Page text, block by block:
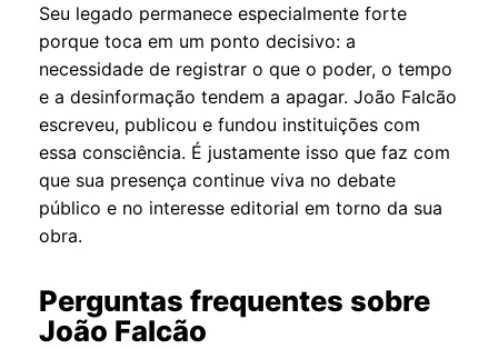
Seu legado permanece especialmente forte
porque toca em um ponto decisivo: a
necessidade de registrar o que o poder, o tempo
e a desinformação tendem a apagar. João Falcão
escreveu, publicou e fundou instituições com
essa consciência. É justamente isso que faz com
que sua presença continue viva no debate
público e no interesse editorial em torno da sua
obra.
Perguntas frequentes sobre
João Falcão